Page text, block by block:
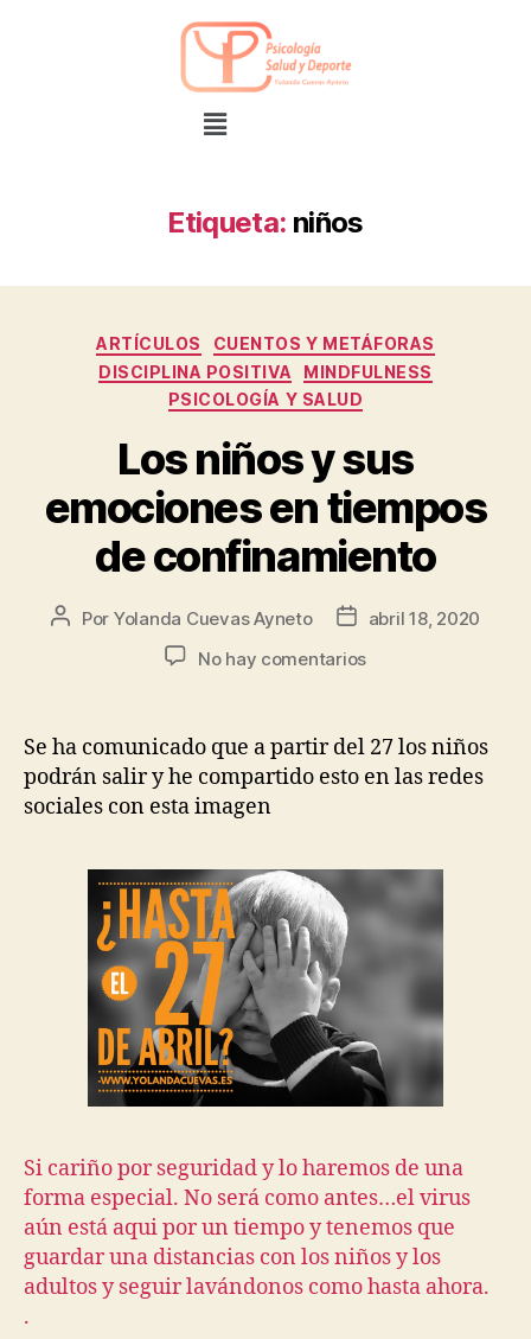
Etiqueta: niños
ARTÍCULOS
CUENTOS Y METÁFORAS
DISCIPLINA POSITIVA
MINDFULNESS
PSICOLOGÍA Y SALUD
Los niños y sus
emociones en tiempos
de confinamiento
Por Yolanda Cuevas Ayneto
abril 18, 2020
No hay comentarios
Se ha comunicado que a partir del 27 los niños
podrán salir y he compartido esto en las redes
sociales con esta imagen
Si cariño por seguridad y lo haremos de una
forma especial. No será como antes…el virus
aún está aqui por un tiempo y tenemos que
guardar una distancias con los niños y los
adultos y seguir lavándonos como hasta ahora.
.